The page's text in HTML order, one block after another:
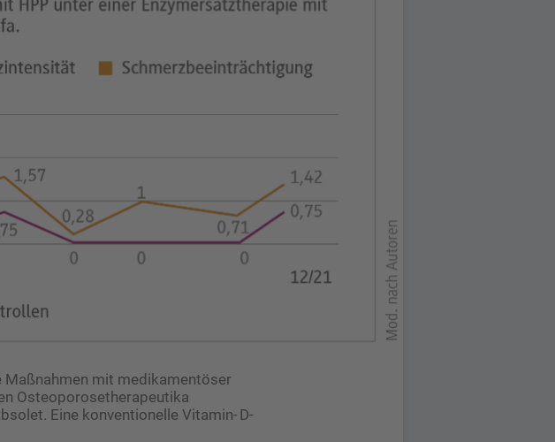
mit medikamentöser
Osteoporosetherapeutika
Eine konventionelle Vitamin- D-